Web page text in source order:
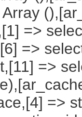
=>
=>
=>
=>